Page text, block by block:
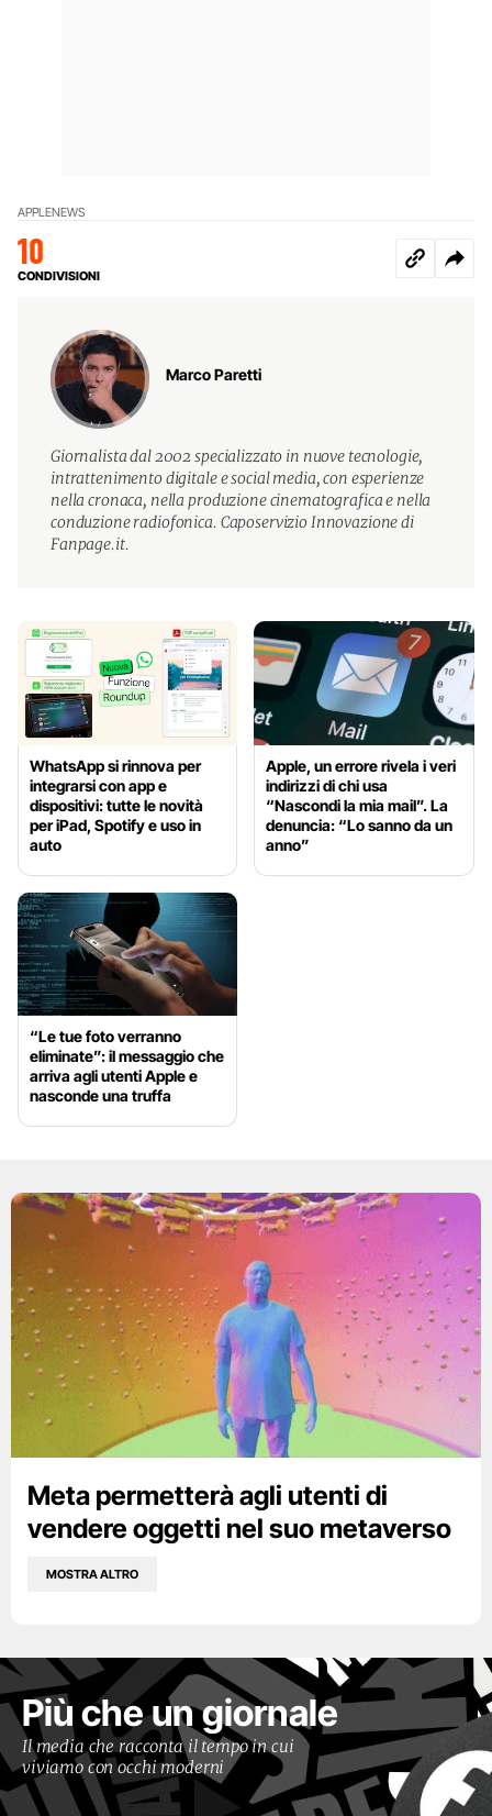
APPLENEWS
10
CONDIVISIONI
Marco Paretti
Giornalista dal 2002 specializzato in nuove tecnologie,
intrattenimento digitale e social media, con esperienze
nella cronaca, nella produzione cinematografica e nella
conduzione radiofonica. Caposervizio Innovazione di
Fanpage.it.
WhatsApp si rinnova per
integrarsi con app e
dispositivi: tutte le novità
per iPad, Spotify e uso in
auto
Apple, un errore rivela i veri
indirizzi di chi usa
“Nascondi la mia mail”. La
denuncia: “Lo sanno da un
anno”
“Le tue foto verranno
eliminate”: il messaggio che
arriva agli utenti Apple e
nasconde una truffa
Meta permetterà agli utenti di
vendere oggetti nel suo metaverso
MOSTRA ALTRO
Più che un giornale
Il media che racconta il tempo in cui
viviamo con occhi moderni